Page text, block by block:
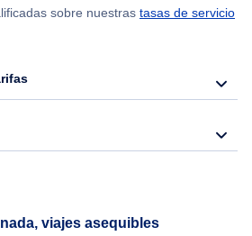
to Seúlsobre nuestras tasas de servicio
viajes asequibles